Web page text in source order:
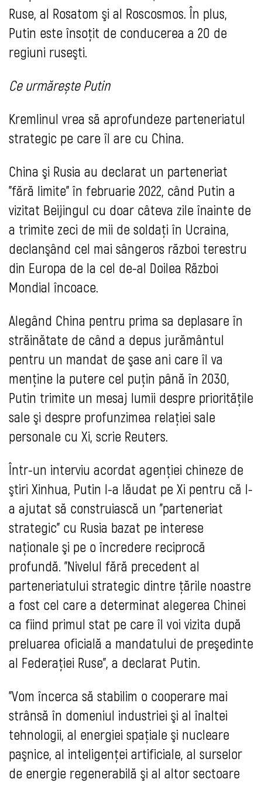
Ruse, al Rosatom şi al Roscosmos. În plus,
Putin este însoţit de conducerea a 20 de
regiuni ruseşti.
Ce urmărește Putin
Kremlinul vrea să aprofundeze parteneriatul
strategic pe care îl are cu China.
China şi Rusia au declarat un parteneriat
"fără limite" în februarie 2022, când Putin a
vizitat Beijingul cu doar câteva zile înainte de
a trimite zeci de mii de soldaţi în Ucraina,
declanşând cel mai sângeros război terestru
din Europa de la cel de-al Doilea Război
Mondial încoace.
Alegând China pentru prima sa deplasare în
străinătate de când a depus jurământul
pentru un mandat de şase ani care îl va
menţine la putere cel puţin până în 2030,
Putin trimite un mesaj lumii despre priorităţile
sale şi despre profunzimea relaţiei sale
personale cu Xi, scrie Reuters.
Într-un interviu acordat agenţiei chineze de
ştiri Xinhua, Putin l-a lăudat pe Xi pentru că l-
a ajutat să construiască un "parteneriat
strategic" cu Rusia bazat pe interese
naţionale şi pe o încredere reciprocă
profundă. "Nivelul fără precedent al
parteneriatului strategic dintre ţările noastre
a fost cel care a determinat alegerea Chinei
ca fiind primul stat pe care îl voi vizita după
preluarea oficială a mandatului de preşedinte
al Federaţiei Ruse", a declarat Putin.
"Vom încerca să stabilim o cooperare mai
strânsă în domeniul industriei şi al înaltei
tehnologii, al energiei spaţiale şi nucleare
paşnice, al inteligenţei artificiale, al surselor
de energie regenerabilă şi al altor sectoare